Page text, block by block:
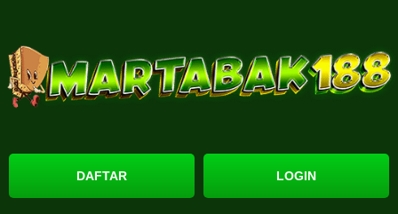
DAFTAR LOGIN